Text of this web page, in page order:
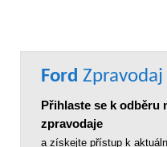
Ford Zpravodaj
Přihlaste se k odběru
zpravodaje
a získejte přístup k